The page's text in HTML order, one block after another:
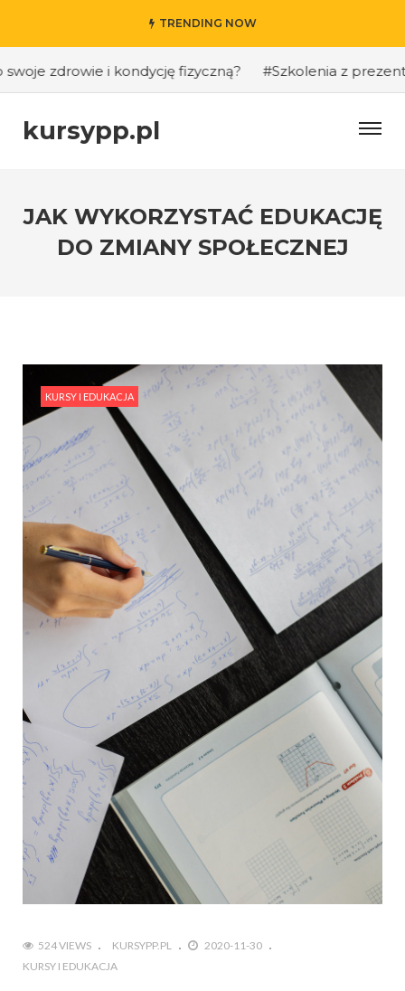
TRENDING NOW
zdrowie i kondycję fizyczną? #Szkolenia z prezentacji
kursypp.pl
JAK WYKORZYSTAĆ EDUKACJĘ
DO ZMIANY SPOŁECZNEJ
KURSY I EDUKACJA
524 VIEWS KURSYPP.PL
2020-11-30
KURSY I EDUKACJA